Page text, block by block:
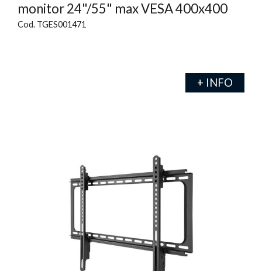
monitor 24"/55" max VESA 400x400
Cod. TGES001471
+ INFO